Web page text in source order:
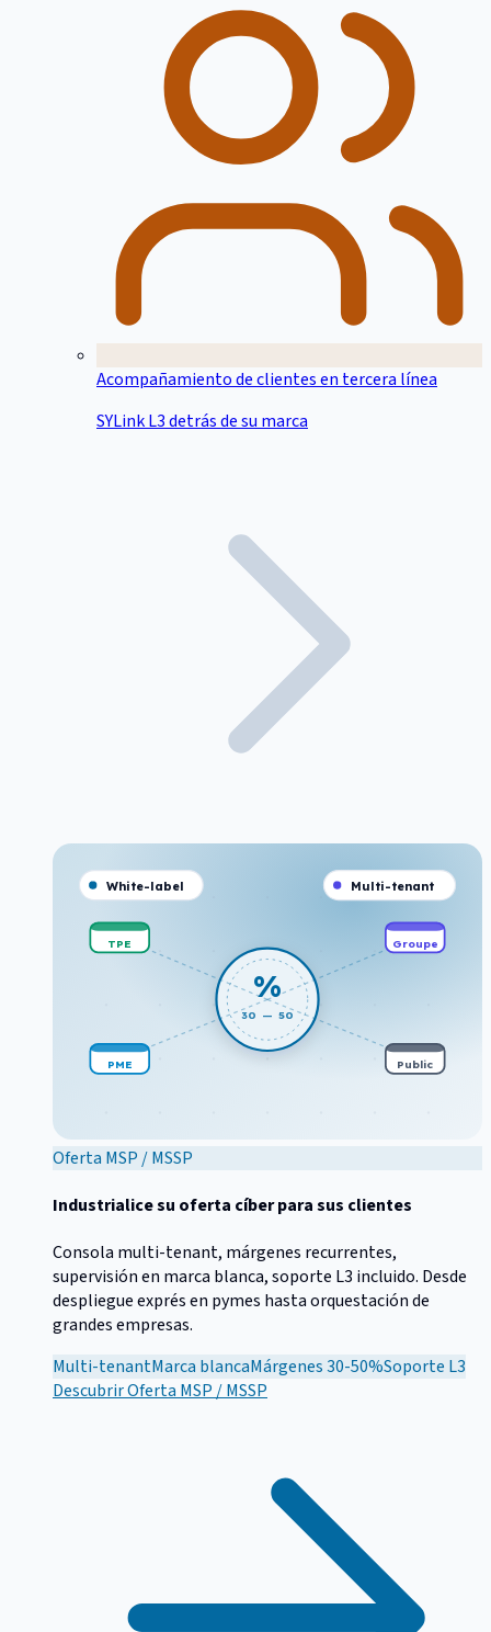
Acompañamiento de clientes en tercera línea
SYLink L3 detrás de su marca
%
30 — 50
TPE
PME
Groupe
Public
White-label Multi-tenant
Oferta MSP / MSSP
Industrialice su oferta cíber para sus clientes
Consola multi-tenant, márgenes recurrentes,
supervisión en marca blanca, soporte L3 incluido. Desde
despliegue exprés en pymes hasta orquestación de
grandes empresas.
Multi-tenantMarca blancaMárgenes 30-50%Soporte L3
DescubrirOferta MSP / MSSP